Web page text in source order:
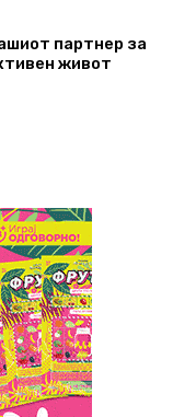
партнер за
живот